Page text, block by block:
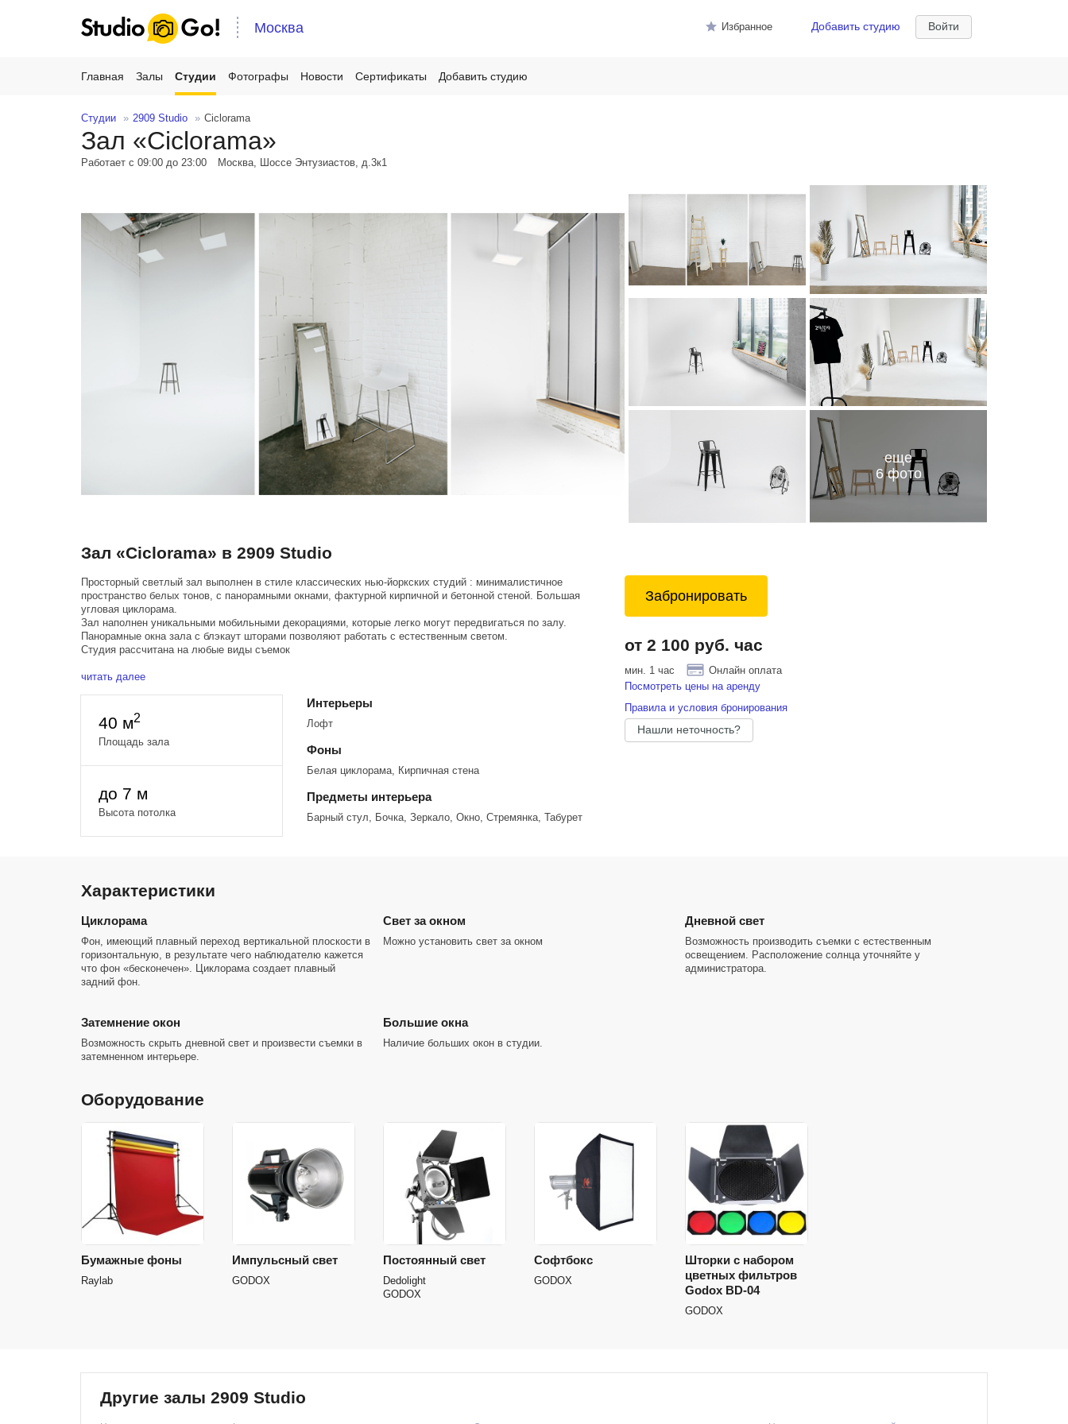
Войти
Добавить студию
Избранное
Москва
Главная Залы Студии Фотографы Новости Сертификаты Добавить студию
Студии 2909 Studio Ciclorama
Зал «Ciclorama»
Работает с 09:00 до 23:00 Москва, Шоссе Энтузиастов, д.3к1
еще
6 фото
Зал «Ciclorama» в 2909 Studio
Просторный светлый зал выполнен в стиле классических нью-йоркских студий : минималистичное
пространство белых тонов, с панорамными окнами, фактурной кирпичной и бетонной стеной. Большая
угловая циклорама.
Зал наполнен уникальными мобильными декорациями, которые легко могут передвигаться по залу.
Панорамные окна зала с блэкаут шторами позволяют работать с естественным светом.
Студия рассчитана на любые виды съемок
•Прямая циклорама 4х5 метров
•Потолки 7 метров
•Шторы блэкаут
•3 импульсных источника света Godox QT 600III
•По запросу: насадки шторки, рефлекторы, соты, портретная тарелка и цветные фильтры
Установка бумажных фонов за доп. плату
•Также возможна установка света за окном
Возможность установки бассейна 3*3 метра, глубиной 20см за дополнительную плату
читать далее
40 м2
Площадь зала
до 7 м
Высота потолка
Интерьеры
Лофт
Фоны
Белая циклорама, Кирпичная стена
Предметы интерьера
Барный стул, Бочка, Зеркало, Окно, Стремянка, Табурет
Забронировать
от 2 100 руб. час
мин. 1 час
Онлайн оплата
Посмотреть цены на аренду
Правила и условия бронирования
Нашли неточность?
Характеристики
Циклорама
Фон, имеющий плавный переход вертикальной плоскости в
горизонтальную, в результате чего наблюдателю кажется
что фон «бесконечен». Циклорама создает плавный
задний фон.
Cвет за окном
Можно установить свет за окном
Дневной свет
Возможность производить съемки с естественным
освещением. Расположение солнца уточняйте у
администратора.
Затемнение окон
Возможность скрыть дневной свет и произвести съемки в
затемненном интерьере.
Большие окна
Наличие больших окон в студии.
Оборудование
Бумажные фоны
Raylab
Импульсный свет
GODOX
Постоянный свет
Dedolight
GODOX
Софтбокс
GODOX
Шторки с набором
цветных фильтров
Godox BD-04
GODOX
Другие залы 2909 Studio